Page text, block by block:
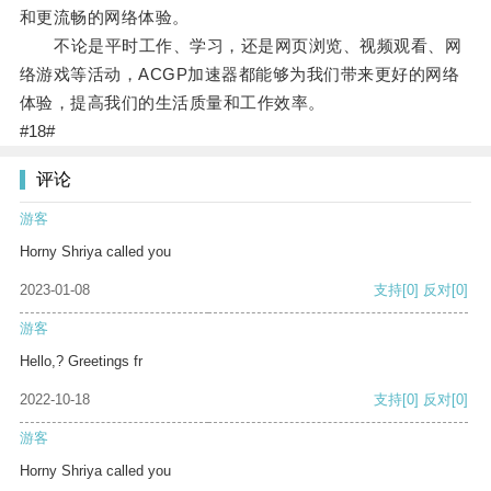
和更流畅的网络体验。
不论是平时工作、学习，还是网页浏览、视频观看、网
络游戏等活动，ACGP加速器都能够为我们带来更好的网络
体验，提高我们的生活质量和工作效率。
#18#
评论
游客
Horny Shriya called you
2023-01-08 支持[0] 反对[0]
游客
Hello,? Greetings fr
2022-10-18 支持[0] 反对[0]
游客
Horny Shriya called you